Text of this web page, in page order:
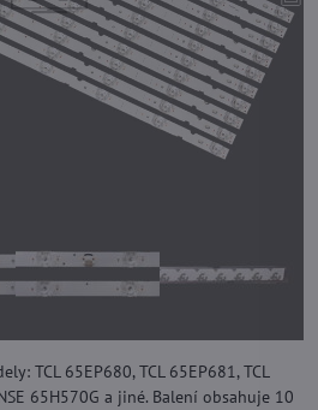
TCL 65EP680, TCL 65EP681, TCL
65H570G a jiné. Balení obsahuje 10